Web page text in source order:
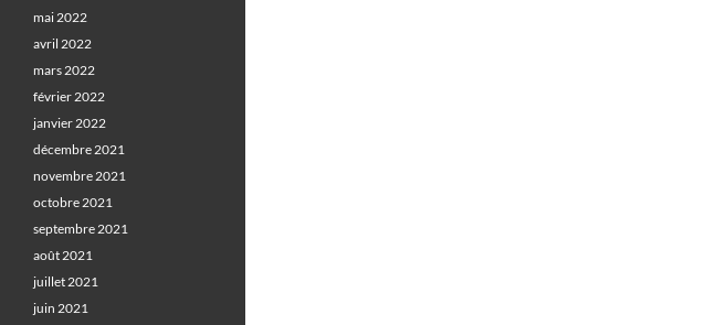
mai 2022
avril 2022
mars 2022
février 2022
janvier 2022
décembre 2021
novembre 2021
octobre 2021
septembre 2021
août 2021
juillet 2021
juin 2021